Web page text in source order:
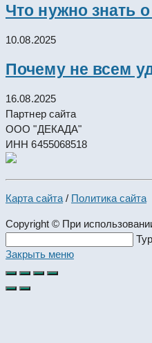
Что нужно знать
10.08.2025
Почему не всем
16.08.2025
Партнер сайта
ООО "ДЕКАДА"
ИНН 6455068518
Карта сайта / Политика сайта
Copyright © При
this
website
Закрыть меню